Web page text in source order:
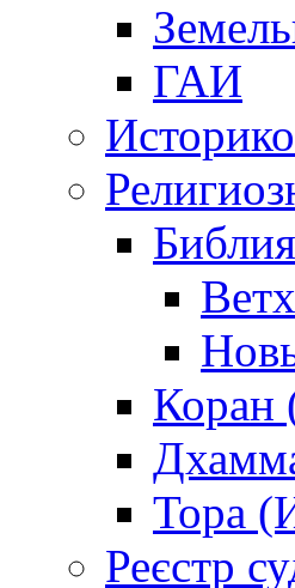
ГАИ
Коран
Тора
Реєстр